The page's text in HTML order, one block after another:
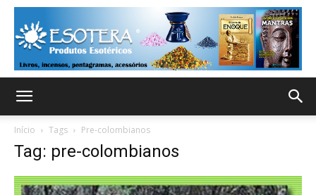
Início Tags Pre-colombianos
Tag: pre-colombianos